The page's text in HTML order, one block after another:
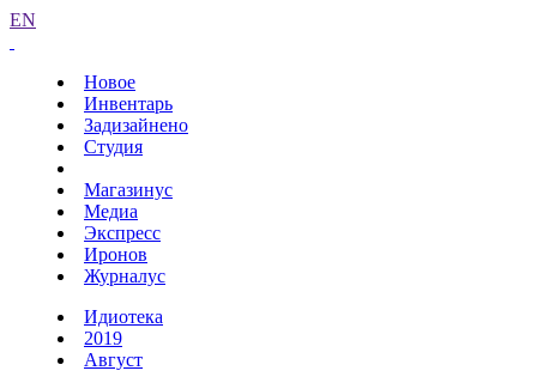
EN
Новое
Инвентарь
Задизайнено
Студия
Магазинус
Медиа
Экспресс
Иронов
Журналус
Идиотека
2019
Август